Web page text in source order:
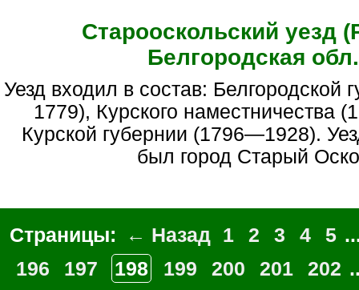
Старооскольский уезд
Белгородская
Уезд входил в состав: Белгородской губернии (1727—
1779), Курского наместничества
Курской губернии (1796—1928).
был город Старый
Страницы: ← Назад 1 2 3 4 5
196
197 198 199 200 201 202